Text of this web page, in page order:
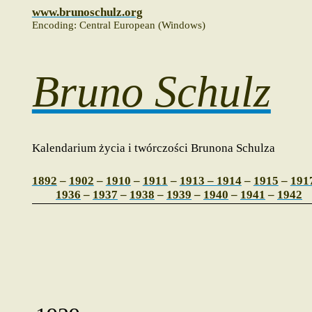
www.brunoschulz.org
Encoding: Central European (Windows)
Bruno Schulz
Kalendarium życia i twórczości Brunona Schulza
1892 – 1902 – 1910 – 1911 – 1913 – 1914– 1915 –
1936 – 1937 – 1938 – 1939 – 1940 – 1941 – 1942